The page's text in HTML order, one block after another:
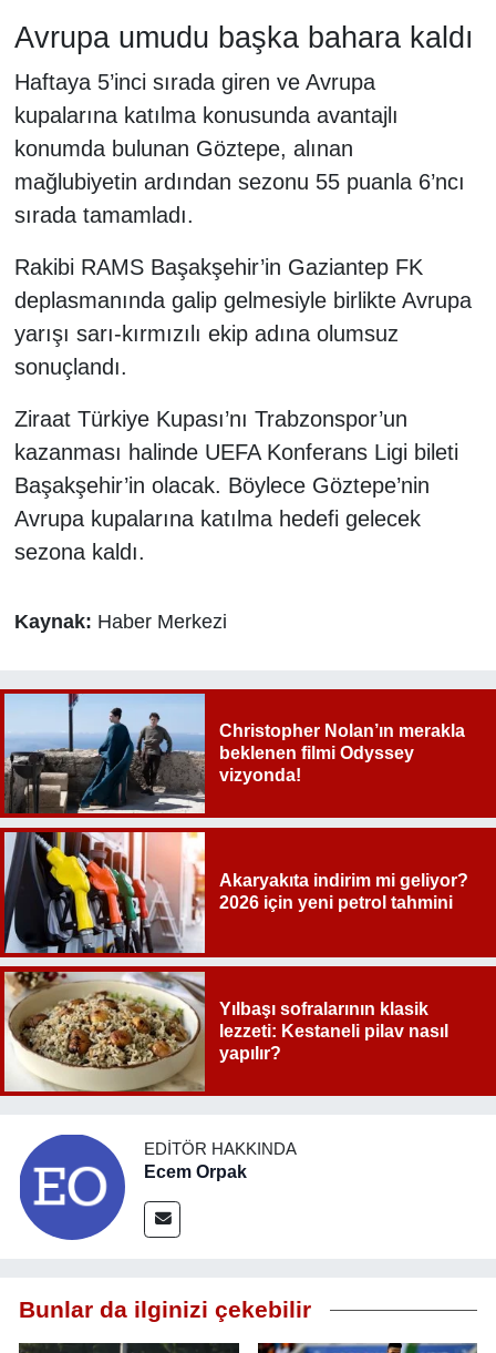
Avrupa umudu başka bahara kaldı
Haftaya 5’inci sırada giren ve Avrupa
kupalarına katılma konusunda avantajlı
konumda bulunan Göztepe, alınan
mağlubiyetin ardından sezonu 55 puanla 6’ncı
sırada tamamladı.
Rakibi RAMS Başakşehir’in Gaziantep FK
deplasmanında galip gelmesiyle birlikte Avrupa
yarışı sarı-kırmızılı ekip adına olumsuz
sonuçlandı.
Ziraat Türkiye Kupası’nı Trabzonspor’un
kazanması halinde UEFA Konferans Ligi bileti
Başakşehir’in olacak. Böylece Göztepe’nin
Avrupa kupalarına katılma hedefi gelecek
sezona kaldı.
Kaynak: Haber Merkezi
Christopher Nolan’ın merakla
beklenen filmi Odyssey
vizyonda!
Akaryakıta indirim mi geliyor?
2026 için yeni petrol tahmini
Yılbaşı sofralarının klasik
lezzeti: Kestaneli pilav nasıl
yapılır?
EDITÖR HAKKINDA
Ecem Orpak
Bunlar da ilginizi çekebilir